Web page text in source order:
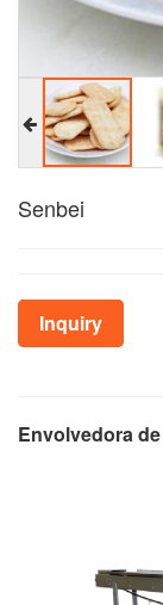
Senbei
Inquiry
Envolvedora